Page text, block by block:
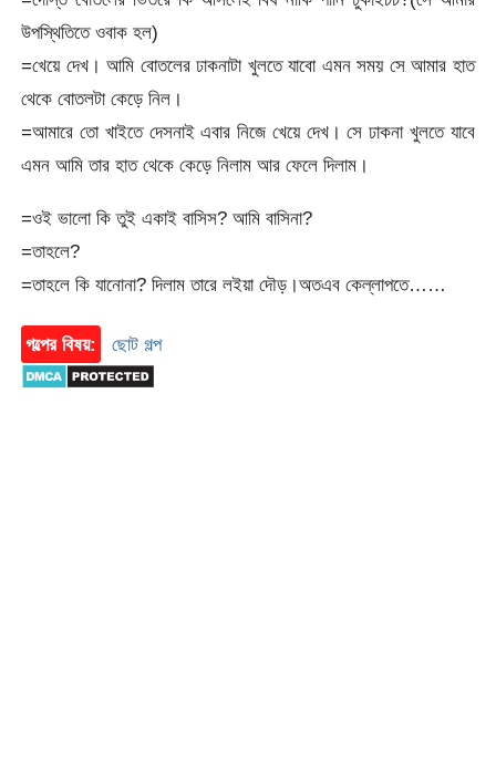
উপস্থিতিতে ওবাক হল)
=খেয়ে দেখ। আমি বোতলের ঢাকনাটা খুলতে যাবো এমন সময় সে আমার হাত
থেকে বোতলটা কেড়ে নিল।
=আমারে তো খাইতে দেসনাই এবার নিজে খেয়ে দেখ। সে ঢাকনা খুলতে যাবে
এমন আমি তার হাত থেকে কেড়ে নিলাম আর ফেলে দিলাম।
=ওই ভালো কি তুই একাই বাসিস? আমি বাসিনা?
=তাহলে?
=তাহলে কি যানোনা? দিলাম তারে লইয়া দৌড়।অতএব কেল্লাপতে……
গল্পের বিষয়: ছোট গল্প